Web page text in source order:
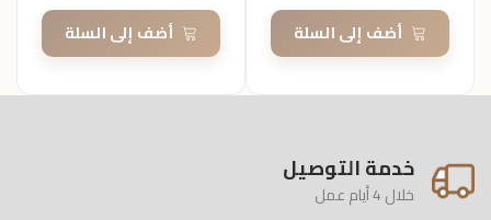
أضف إلى السلة أضف إلى السلة
خدمة التوصيل
خلال 4 أيام عمل